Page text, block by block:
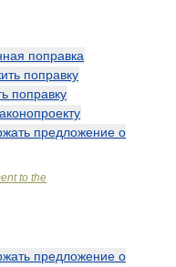
поправка
поправку
поправку
предложение о
to the
предложение о